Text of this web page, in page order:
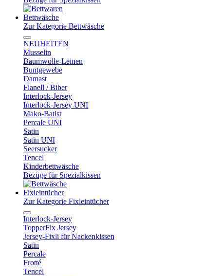
Bettwäsche
Zur Kategorie Bettwäsche
NEUHEITEN
Musselin
Baumwolle-Leinen
Buntgewebe
Damast
Flanell / Biber
Interlock-Jersey
Interlock-Jersey UNI
Mako-Batist
Percale UNI
Satin
Satin UNI
Seersucker
Tencel
Kinderbettwäsche
Bezüge für Spezialkissen
Fixleintücher
Zur Kategorie Fixleintücher
Interlock-Jersey
TopperFix Jersey
Jersey-Fixli für Nackenkissen
Satin
Percale
Frotté
Tencel